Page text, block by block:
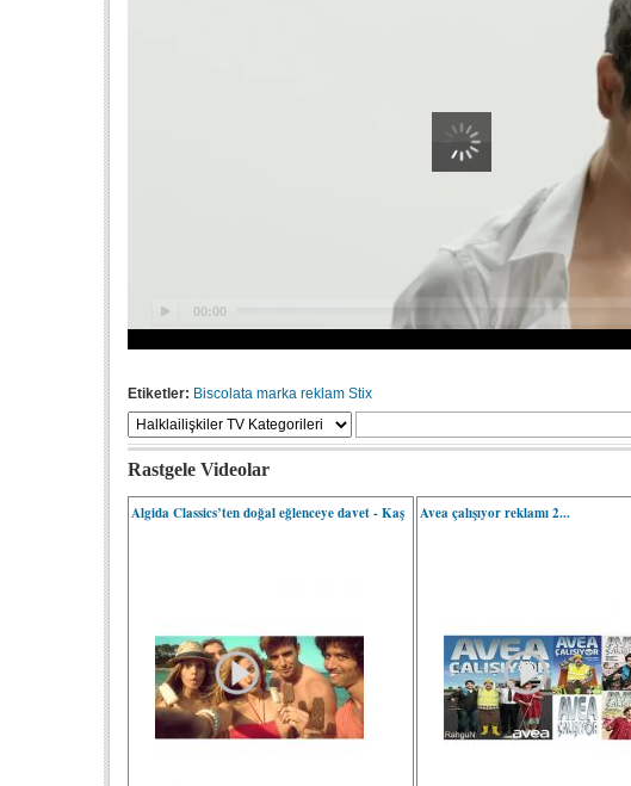
Etiketler: Biscolata marka reklam Stix
Rastgele Videolar
Algida Classics’ten doğal eğlenceye davet - Kaş Avea çalışıyor reklamı 2...